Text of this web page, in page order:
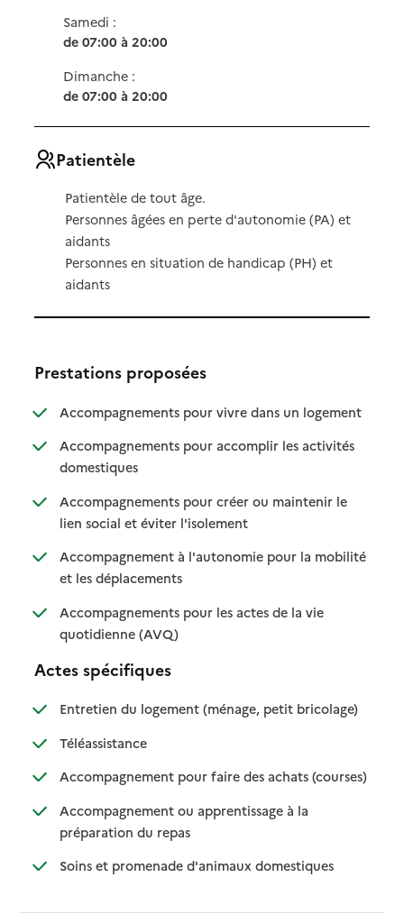
Samedi :
de 07:00 à 20:00
Dimanche :
de 07:00 à 20:00
Patientèle
Patientèle de tout âge.
Personnes âgées en perte d'autonomie (PA) et
aidants
Personnes en situation de handicap (PH) et
aidants
Prestations proposées
Accompagnements pour vivre dans un logement
:
: non
Accompagnements pour accomplir les activités
domestiques: disponible
: non disponible
Accompagnements pour créer ou maintenir le
lien social et éviter l'isolement: disponible
: non disponible
Accompagnement à l'autonomie pour la mobilité
et les déplacements: disponible
: non disponible
Accompagnements pour les actes de la vie
quotidienne (AVQ): disponible
: non disponible
Actes spécifiques
Entretien du logement (ménage, petit bricolage): disponible
: non
Téléassistance: disponible
: non disponible
Accompagnement pour faire des achats (courses)
:
: non
Accompagnement ou apprentissage à la
préparation du repas: disponible
: non disponible
Soins et promenade d'animaux domestiques: disponible
: non